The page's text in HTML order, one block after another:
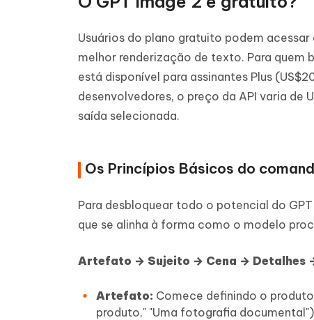
Usuários do plano gratuito podem
melhor renderização de texto. Para quem
está disponível para assinantes Plus
desenvolvedores, o preço da API varia de
saída selecionada.
Os Princípios Básicos do
Para desbloquear todo o potencial do
que se alinha à forma como o modelo
Artefato → Sujeito → Cena → Detalhes
Artefato: Comece definindo o
produto," "Uma fotografia